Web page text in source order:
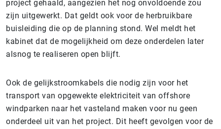
project gehaald, aangezien het nog onvoldoende zou
zijn uitgewerkt. Dat geldt ook voor de herbruikbare
buisleiding die op de planning stond. Wel meldt het
kabinet dat de mogelijkheid om deze onderdelen later
alsnog te realiseren open blijft.
Ook de gelijkstroomkabels die nodig zijn voor het
transport van opgewekte elektriciteit van offshore
windparken naar het vasteland maken voor nu geen
onderdeel uit van het project. Dit heeft gevolgen voor de